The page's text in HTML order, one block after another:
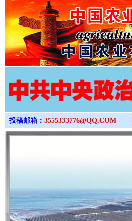
投稿邮箱： 3555333776@QQ.COM